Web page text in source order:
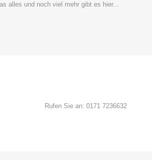
alles und noch viel mehr gibt es hier...
Rufen Sie an: 0171 7236632